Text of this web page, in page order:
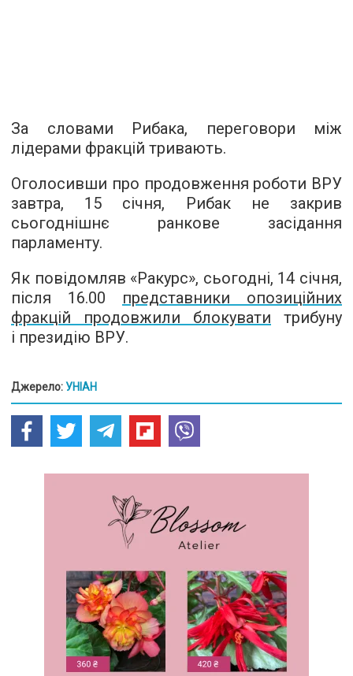
За словами Рибака, переговори між
лідерами фракцій тривають.
Оголосивши про продовження роботи ВРУ
завтра, 15 січня, Рибак не закрив
сьогоднішнє ранкове засідання
парламенту.
Як повідомляв «Ракурс», сьогодні, 14 січня,
після 16.00 представники опозиційних
фракцій продовжили блокувати трибуну
і президію ВРУ.
Джерело:УНІАН